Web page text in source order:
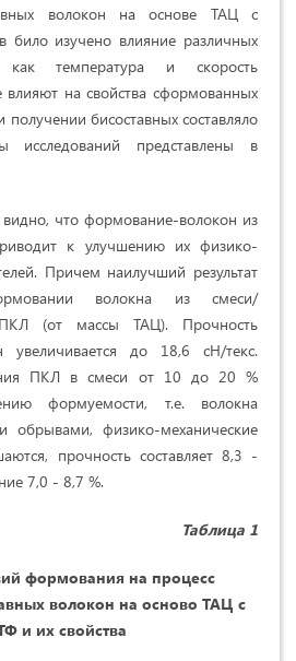
волокон на основе ТАЦ с
било изучено влияние различных
как температура и скорость
на свойства сформованных
получении бисоставных составляло
исследований представлены в
что формование-волокон из
к улучшению их физико-
Причем наилучший результат
волокна из смеси/
(от массы ТАЦ). Прочность
увеличивается до 18,6 сН/текс.
ПКЛ в смеси от 10 до 20 %
формуемости, т.е. волокна
обрывами, физико-механические
прочность составляет 8,3 -
7,0 - 8,7 %.
Таблица 1
формования на процесс
волокон на осново ТАЦ с
и их свойства